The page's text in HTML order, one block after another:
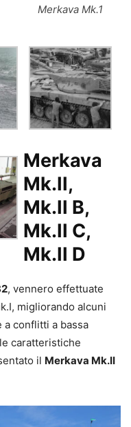
Merkava Mk.1
Merkava
Mk.II,
Mk.II B,
Mk.II C,
Mk.II D
, vennero effettuate
migliorando alcuni
a conflitti a bassa
caratteristiche
il Merkava Mk.II